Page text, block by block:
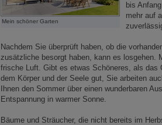
Mein schöner Garten
bis
mehr auf
Nachdem Sie überprüft haben, ob die
zusätzliche besorgt haben, kann es losgehen.
frische Luft. Gibt es etwas Schöneres, als das
dem Körper und der Seele gut, Sie arbeiten
Ihnen den Sommer über einen wunderbaren
Entspannung in warmer Sonne.
Bäume und Sträucher, die nicht bereits im